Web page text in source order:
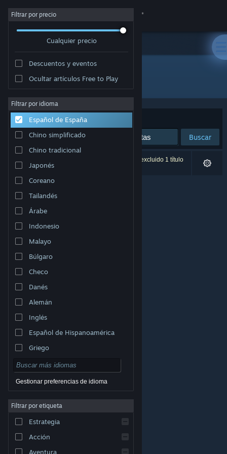
Iniciar sesión
Acerca de
Soporte
Cambiar idioma
Descargar Steam Mobile
Ver versión clásica
© Valve Corporation. Todos los derechos reservados.
respectivos dueños en EE. UU. y otros países.
Acuerdo de Suscriptor a Steam
Cookies
Filtrar por precio
Cualquier precio
Descuentos y eventos
Ocultar artículos Free to Play
Filtrar por idioma
Español de España
Chino simplificado
Chino tradicional
Japonés
Coreano
Tailandés
Árabe
Indonesio
Malayo
Búlgaro
Checo
Danés
Alemán
Inglés
Español de Hispanoamérica
Griego
Gestionar preferencias de idioma
Filtrar por etiqueta
Estrategia
Acción
Aventura
Desarrollador: Pawika Khampawong
Ordenar por Relevancia
Buscar
0 resultados coinciden con la búsqueda. Se ha excluido 1 título
basándose en tus preferencias.